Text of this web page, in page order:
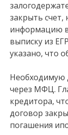
закрыть
информацию в
выписку из
указано, что
через МФЦ.
кредитора,
договор
погашения